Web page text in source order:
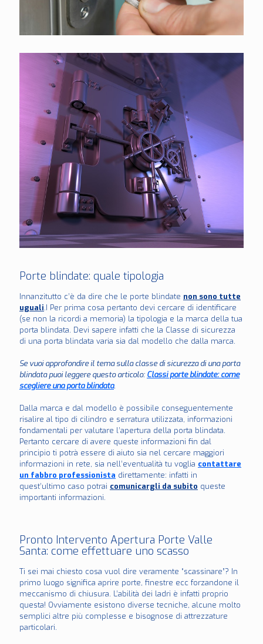
Porte blindate: quale tipologia
Innanzitutto c’è da dire che le porte blindate non sono tutte
uguali.I Per prima cosa pertanto devi cercare di identificare
(se non la ricordi a memoria) la tipologia e la marca della tua
porta blindata. Devi sapere infatti che la Classe di sicurezza
di una porta blindata varia sia dal modello che dalla marca.
Se vuoi approfondire il tema sulla classe di sicurezza di una porta
blindata puoi leggere questo articolo: Classi porte blindate: come
scegliere una porta blindata.
Dalla marca e dal modello è possibile conseguentemente
risalire al tipo di cilindro e serratura utilizzata, informazioni
fondamentali per valutare l’apertura della porta blindata.
Pertanto cercare di avere queste informazioni fin dal
principio ti potrà essere di aiuto sia nel cercare maggiori
informazioni in rete, sia nell’eventualità tu voglia contattare
un fabbro professionista direttamente: infatti in
quest’ultimo caso potrai comunicargli da subito queste
importanti informazioni.
Pronto Intervento Apertura Porte Valle
Santa: come effettuare uno scasso
Ti sei mai chiesto cosa vuol dire veramente “scassinare”? In
primo luogo significa aprire porte, finestre ecc forzandone il
meccanismo di chiusura. L’abilità dei ladri è infatti proprio
questa! Ovviamente esistono diverse tecniche, alcune molto
semplici altre più complesse e bisognose di attrezzature
particolari.